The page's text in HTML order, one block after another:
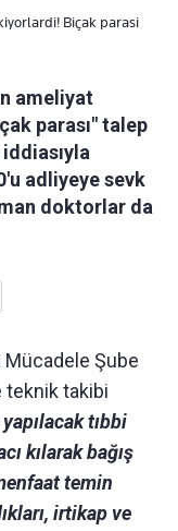
Biçak parasi
ameliyat
parası" talep
adliyeye sevk
doktorlar da
Şube
teknik takibi
tıbbi
kılarak bağış
temin
irtikap ve